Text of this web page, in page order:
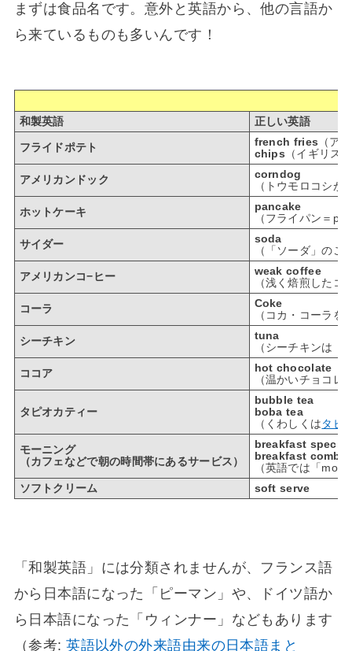
まずは食品名です。意外と英語から、他の言語か
ら来ているものも多いんです！
和製英語 正しい英語
フライドポテト french fries （ア
chips （イギリス）
アメリカンドック
corndog
（トウモロコシが
ホットケーキ
pancake
（フライパン＝
サイダー
soda
（「ソーダ」の
アメリカンコ−ヒー
weak coffee
（浅く焙煎した
コーラ
Coke
（コカ・コーラ
シーチキン
tuna
（シーチキンは「
ココア
hot chocolate
（温かいチョコ
タピオカティー
bubble tea
boba tea
（くわしくはタピ
モーニング
（カフェなどで朝の時間帯にあるサービス）
breakfast special
breakfast combo
（英語では「
ソフトクリーム
soft serve
「和製英語」には分類されませんが、フランス語
から日本語になった「ピーマン」や、ドイツ語か
ら日本語になった「ウィンナー」などもあります
（参考:英語以外の外来語由来の日本語まと